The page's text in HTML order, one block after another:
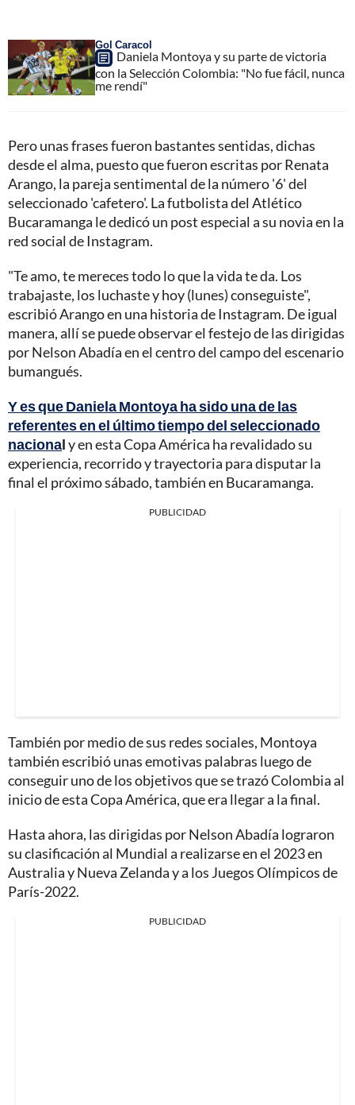
Gol Caracol
Daniela Montoya y su parte de victoria
con la Selección Colombia: "No fue fácil, nunca
me rendí"
Pero unas frases fueron bastantes sentidas, dichas
desde el alma, puesto que fueron escritas por Renata
Arango, la pareja sentimental de la número '6' del
seleccionado 'cafetero'. La futbolista del Atlético
Bucaramanga le dedicó un post especial a su novia en la
red social de Instagram.
"Te amo, te mereces todo lo que la vida te da. Los
trabajaste, los luchaste y hoy (lunes) conseguiste",
escribió Arango en una historia de Instagram. De igual
manera, allí se puede observar el festejo de las dirigidas
por Nelson Abadía en el centro del campo del escenario
bumangués.
Y es que Daniela Montoya ha sido una de las
referentes en el último tiempo del seleccionado
nacionaly en esta Copa América ha revalidado su
experiencia, recorrido y trayectoria para disputar la
final el próximo sábado, también en Bucaramanga.
PUBLICIDAD
También por medio de sus redes sociales, Montoya
también escribió unas emotivas palabras luego de
conseguir uno de los objetivos que se trazó Colombia al
inicio de esta Copa América, que era llegar a la final.
Hasta ahora, las dirigidas por Nelson Abadía lograron
su clasificación al Mundial a realizarse en el 2023 en
Australia y Nueva Zelanda y a los Juegos Olímpicos de
París-2022.
PUBLICIDAD